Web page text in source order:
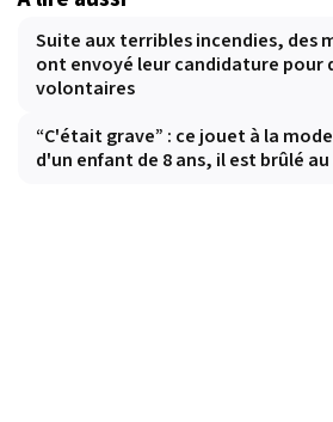
Suite aux terribles incendies, des
ont envoyé leur candidature pour
volontaires
“C'était grave” : ce jouet à la
d'un enfant de 8 ans, il est brûlé